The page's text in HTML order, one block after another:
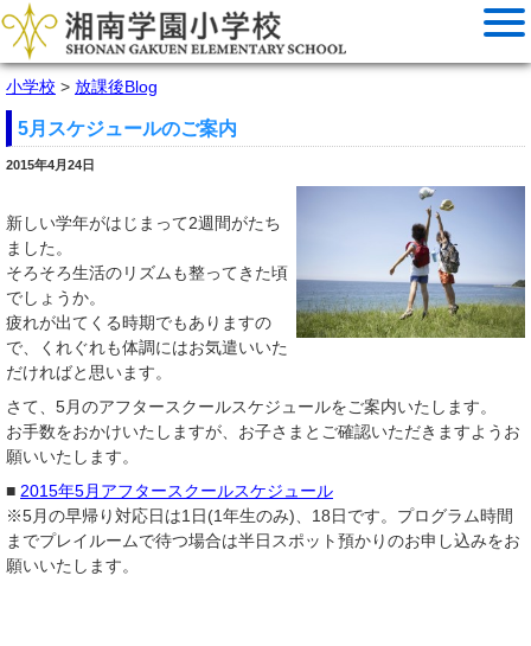
小学校 > 放課後Blog
5月スケジュールのご案内
2015年4月24日
新しい学年がはじまって2週間がたち
ました。
そろそろ生活のリズムも整ってきた頃
でしょうか。
疲れが出てくる時期でもありますの
で、くれぐれも体調にはお気遣いいた
だければと思います。
さて、5月のアフタースクールスケジュールをご案内いたします。
お手数をおかけいたしますが、お子さまとご確認いただきますようお
願いいたします。
■ 2015年5月アフタースクールスケジュール
※5月の早帰り対応日は1日(1年生のみ)、18日です。プログラム時間
までプレイルームで待つ場合は半日スポット預かりのお申し込みをお
願いいたします。